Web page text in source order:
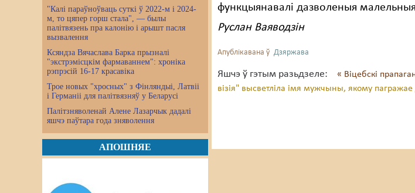
"Калі параўноўваць суткі ў 2022-м і 2024-
м, то цяпер горш стала", — былы
палітвязень пра калонію і арышт пасля
вызвалення
Ксяндза Вячаслава Барка прызналі
"экстрэмісцкім фармаваннем": хроніка
рэпрэсій 16-17 красавіка
Трое новых "хросных" з Фінляндыі, Латвіі
і Германіі для палітвязняў у Беларусі
Палітзняволенай Алене Лазарчык дадалі
яшчэ паўтара года зняволення
АПОШНЯЕ
функцыянавалі дазволеныя
Руслан Ваяводзін
Апублікавана ў Дзяржава
Яшчэ ў гэтым разьдзеле: « Віцебскі
візія" высветліла імя мужчыны, якому